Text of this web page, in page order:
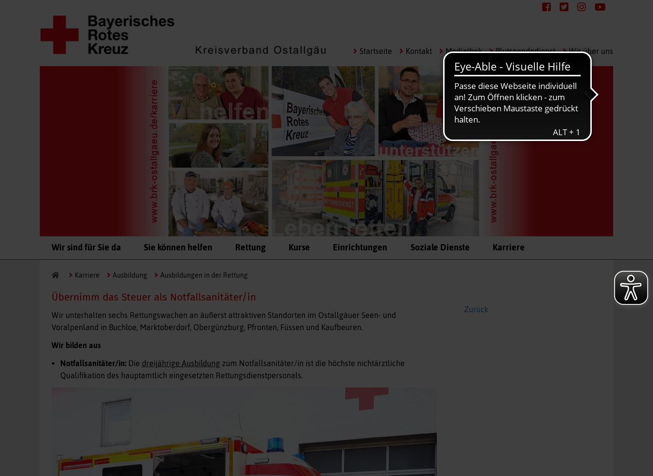
NavigationStartseite Kontakt Mediathek Blutspendedienst Wir über uns
Wir sind für Sie da Sie können helfen Rettung Kurse Einrichtungen Soziale Dienste Karriere
Karriere Ausbildung Ausbildungen in der Rettung
Übernimm das Steuer als Notfallsanitäter/in
Wir unterhalten sechs Rettungswachen an äußerst attraktiven Standorten im Ostallgäuer Seen- und
Voralpenland in Buchloe, Marktoberdorf, Obergünzburg, Pfronten, Füssen und Kaufbeuren.
Wir bilden aus
Notfallsanitäter/in:Die dreijährige Ausbildungzum Notfallsanitäter/in ist die höchste nichtärztliche
Qualifikation des hauptamtlich eingesetzten Rettungsdienstpersonals.
Zurück